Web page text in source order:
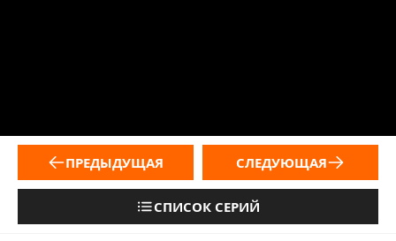
ПРЕДЫДУЩАЯ
СПИСОК СЕРИЙ
СЛЕДУЮЩАЯ